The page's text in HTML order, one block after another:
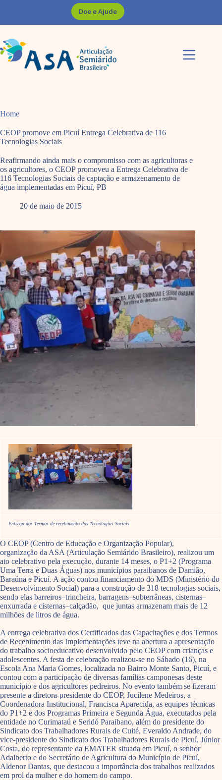
Doe e Ajude
Home
CEOP promove em Picuí Entrega Celebrativa de 116
Tecnologias Sociais
Reafirmando ainda mais o compromisso com as agricultoras e
os agricultores, o CEOP promoveu a Entrega Celebrativa de
116 Tecnologias Sociais de captação e armazenamento de
água implementadas em Picuí, PB
20 de maio de 2015
Entrega dos Termos de recebimento das Tecnologias Sociais
O CEOP (Centro de Educação e Organização Popular),
organização da ASA (Articulação Semiárido Brasileiro), realizou um
ato celebrativo pela execução, durante 14 meses, o P1+2 (Programa
Uma Terra e Duas Águas) nos municípios paraibanos de Damião,
Baraúna e Picuí. A ação contou financiamento do MDS (Ministério do
Desenvolvimento Social) para a construção de 318 tecnologias sociais,
sendo elas barreiros–trincheira, barragens–subterrâneas, cisternas–
enxurrada e cisternas–calçadão, que juntas armazenam mais de 12
milhões de litros de água.
A entrega celebrativa dos Certificados das Capacitações e dos Termos
de Recebimento das Implementações teve na abertura a apresentação
do trabalho socioeducativo desenvolvido pelo CEOP com crianças e
adolescentes. A festa de celebração realizou-se no Sábado (16), na
Escola Ana Maria Gomes, localizada no Bairro Monte Santo, Picuí, e
contou com a participação de diversas famílias camponesas deste
município e dos agricultores pedreiros. No evento também se fizeram
presente a diretora-presidente do CEOP, Jucilene Medeiros, a
Coordenadora Institucional, Francisca Aparecida, as equipes técnicas
do P1+2 e dos Programas Primeira e Segunda Água, executados pela
entidade no Curimataú e Seridó Paraibano, além do presidente do
Sindicato dos Trabalhadores Rurais de Cuité, Everaldo Andrade, do
vice-presidente do Sindicato dos Trabalhadores Rurais de Picuí, Júnior
Costa, do representante da EMATER situada em Picuí, o senhor
Adalberto e do Secretário de Agricultura do Município de Picuí,
Aldenor Dantas, que destacou a importância dos trabalhos realizados
em prol da mulher e do homem do campo.